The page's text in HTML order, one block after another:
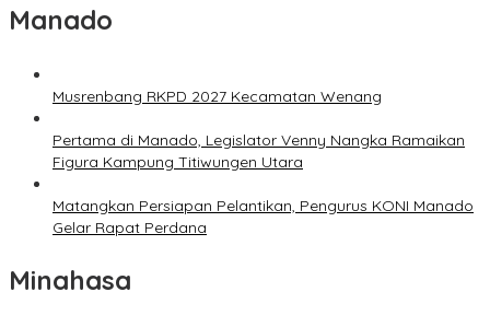
Manado
Musrenbang RKPD 2027 Kecamatan Wenang
Pertama di Manado, Legislator Venny Nangka Ramaikan
Figura Kampung Titiwungen Utara
Matangkan Persiapan Pelantikan, Pengurus KONI Manado
Gelar Rapat Perdana
Minahasa